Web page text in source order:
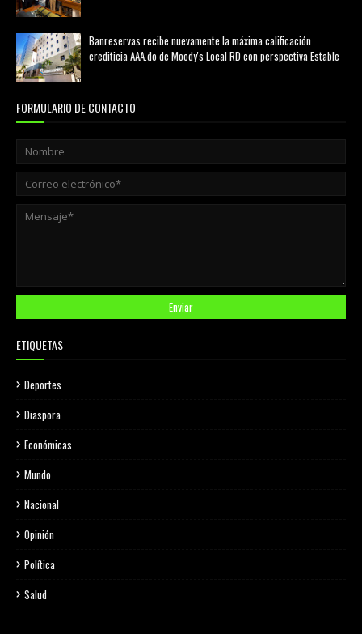
Banreservas recibe nuevamente la máxima calificación
crediticia AAA.do de Moody's Local RD con perspectiva Estable
FORMULARIO DE CONTACTO
ETIQUETAS
Deportes
Diaspora
Económicas
Mundo
Nacional
Opinión
Política
Salud